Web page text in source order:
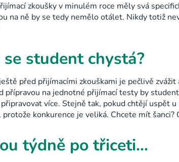
zkoušky v minulém roce měly svá
na ně by se tedy nemělo otálet. Nikdy totiž
se student chystá?
před přijímacími zkouškami je pečlivě
přípravou na jednotné přijímací testy by
více. Stejně tak, pokud chtějí uspět
protože konkurence je veliká. Chcete mít
týdně po třiceti…